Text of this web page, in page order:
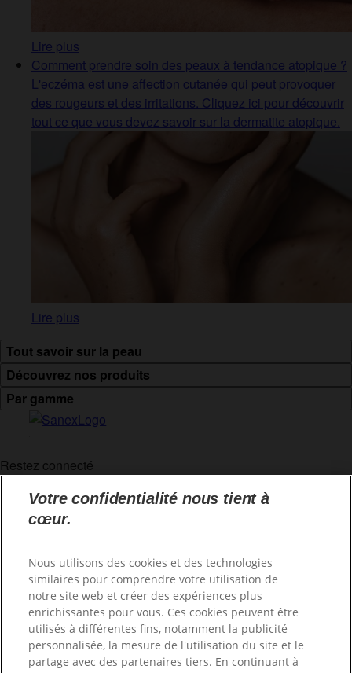
Lire plus
Comment prendre soin des peaux à tendance atopique ?
L'eczéma est une affection cutanée qui peut provoquer
des rougeurs et des irritations. Cliquez ici pour découvrir
tout ce que vous devez savoir sur la dermatite atopique.
Lire plus
Tout savoir sur la peau
Découvrez nos produits
Par gamme
Restez connecté
Mentions légales
Gérer les cookies
Politique de protection de la vie privée
Fiche produit relative aux qualités ou caractéristiques
Votre confidentialité nous tient à
cœur.
Nous utilisons des cookies et des technologies
similaires pour comprendre votre utilisation de
notre site web et créer des expériences plus
enrichissantes pour vous. Ces cookies peuvent être
utilisés à différentes fins, notamment la publicité
personnalisée, la mesure de l'utilisation du site et le
partage avec des partenaires tiers. En continuant à